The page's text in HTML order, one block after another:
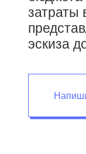
Напишите
Если есть
течение